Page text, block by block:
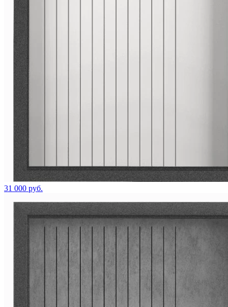
31 000 руб.